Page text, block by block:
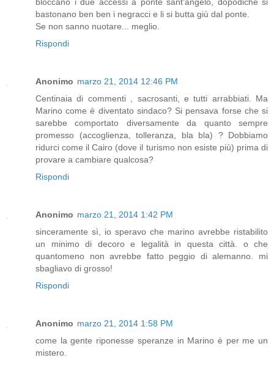
bastonano ben ben i negracci e li si butta giù dal ponte.
Se non sanno nuotare... meglio.
Rispondi
Anonimo marzo 21, 2014 12:46 PM
Centinaia di commenti , sacrosanti, e tutti arrabbiati. Ma
Marino come è diventato sindaco? Si pensava forse che si
sarebbe comportato diversamente da quanto sempre
promesso (accoglienza, tolleranza, bla bla) ? Dobbiamo
ridurci come il Cairo (dove il turismo non esiste più) prima di
provare a cambiare qualcosa?
Rispondi
Anonimo marzo 21, 2014 1:42 PM
sinceramente sì, io speravo che marino avrebbe ristabilito
un minimo di decoro e legalità in questa città. o che
quantomeno non avrebbe fatto peggio di alemanno. mi
sbagliavo di grosso!
Rispondi
Anonimo marzo 21, 2014 1:58 PM
come la gente riponesse speranze in Marino è per me un
mistero.